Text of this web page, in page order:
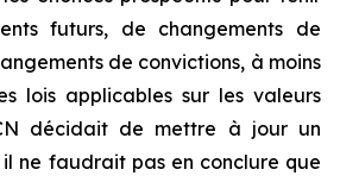
futurs, de changements de
de convictions, à moins
lois applicables sur les valeurs
décidait de mettre à jour un
ne faudrait pas en conclure que